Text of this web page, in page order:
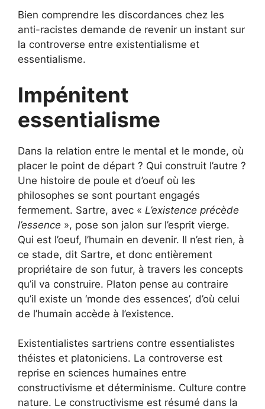
Bien comprendre les discordances chez les
anti-racistes demande de revenir un instant sur
la controverse entre existentialisme et
essentialisme.
Impénitent
essentialisme
Dans la relation entre le mental et le monde, où
placer le point de départ ? Qui construit l’autre ?
Une histoire de poule et d’oeuf où les
philosophes se sont pourtant engagés
fermement. Sartre, avec « L’existence précède
l’essence », pose son jalon sur l’esprit vierge.
Qui est l’oeuf, l’humain en devenir. Il n’est rien, à
ce stade, dit Sartre, et donc entièrement
propriétaire de son futur, à travers les concepts
qu’il va construire. Platon pense au contraire
qu’il existe un ‘monde des essences’, d’où celui
de l’humain accède à l’existence.
Existentialistes sartriens contre essentialistes
théistes et platoniciens. La controverse est
reprise en sciences humaines entre
constructivisme et déterminisme. Culture contre
nature. Le constructivisme est résumé dans la